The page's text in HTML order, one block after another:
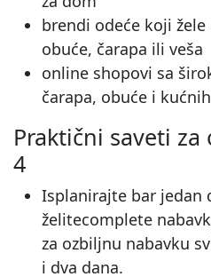
brendi odeće koji
obuće, čarapa ili veša
online shopovi sa
čarapa, obuće i
Praktični saveti
4
Isplanirajte bar jedan
želitecomplete
za ozbiljnu nabavku
i dva dana.